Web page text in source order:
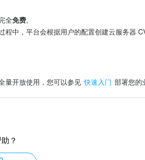
全免费。
程中，平台会根据用户的配置创建云服务器
量开放使用，您可以参见 快速入门 部署您的
？